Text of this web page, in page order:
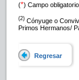
(*) Campo obligatorio
(2) Cónyuge o
Primos Hermanos/